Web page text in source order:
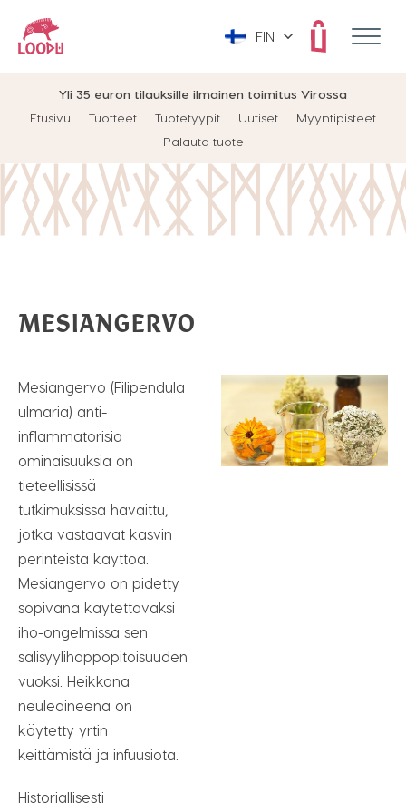
Yli 35 euron tilauksille ilmainen toimitus Virossa
Etusivu
Tuotteet Tuotetyypit Uutiset
Myyntipisteet
Palauta tuote
FIN
MESIANGERVO
Mesiangervo (Filipendula
ulmaria) anti-
inflammatorisia
ominaisuuksia on
tieteellisissä
tutkimuksissa havaittu,
jotka vastaavat kasvin
perinteistä käyttöä.
Mesiangervo on pidetty
sopivana käytettäväksi
iho-ongelmissa sen
salisyylihappopitoisuuden
vuoksi. Heikkona
neuleaineena on
käytetty yrtin
keittämistä ja infuusiota.
Historiallisesti